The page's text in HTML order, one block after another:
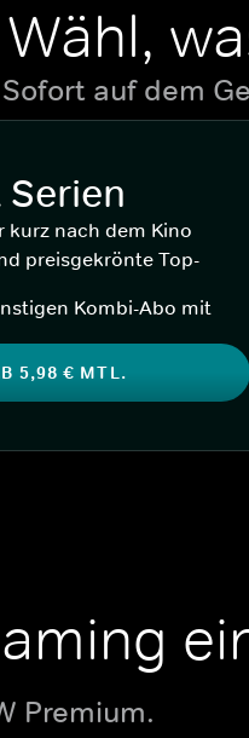
Wähl,
Sofort auf dem
kurz nach dem Kino
preisgekrönte Top-
Kombi-Abo mit
5,98 € MTL.
Premium.